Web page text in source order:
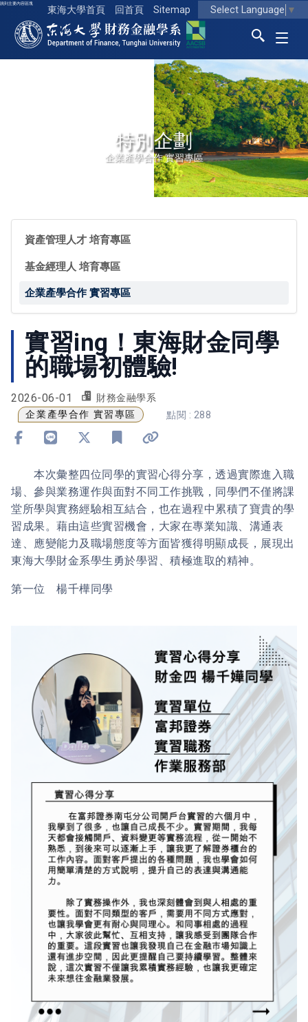
跳到主要內容區塊
東海大學首頁 回首頁 Sitemap Select Language ▼
東海大學logo
特別企劃
企業產學合作 實習專區
資產管理人才 培育專區
基金經理人 培育專區
企業產學合作 實習專區
實習ing！東海財金同學
的職場初體驗!
2026-06-01 財務金融學系
企業產學合作 實習專區 點閱 : 288
本次彙整四位同學的實習心得分享，透過實際進入職
場、參與業務運作與面對不同工作挑戰，同學們不僅將課
堂所學與實務經驗相互結合，也在過程中累積了寶貴的學
習成果。藉由這些實習機會，大家在專業知識、溝通表
達、應變能力及職場態度等方面皆獲得明顯成長，展現出
東海大學財金系學生勇於學習、積極進取的精神。
第一位 楊千樺同學